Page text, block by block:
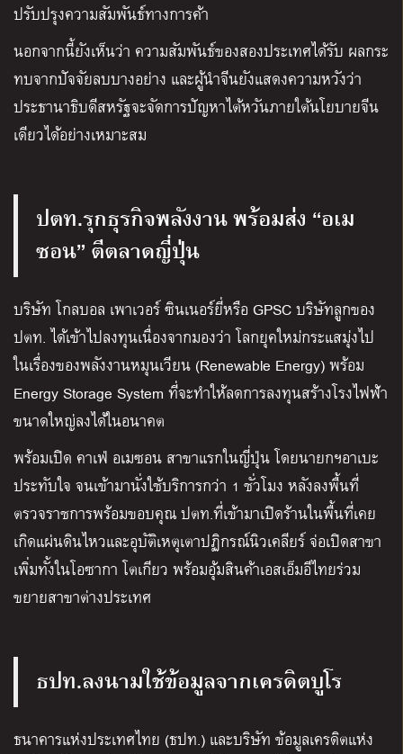
ปรับปรุงความสัมพันธ์ทางการค้า
นอกจากนี้ยังเห็นว่า ความสัมพันธ์ของสองประเทศได้รับ ผลกระ
ทบจากปัจจัยลบบางอย่าง และผู้นำจีนยังแสดงความหวังว่า
ประธานาธิบดีสหรัฐจะจัดการปัญหาไต้หวันภายใต้นโยบายจีน
เดียวได้อย่างเหมาะสม
ปตท.รุกธุรกิจพลังงาน พร้อมส่ง “อเม
ซอน” ตีตลาดญี่ปุ่น
บริษัท โกลบอล เพาเวอร์ ซินเนอร์ยี่หรือ GPSC บริษัทลูกของ
ปตท. ได้เข้าไปลงทุนเนื่องจากมองว่า โลกยุคใหม่กระแสมุ่งไป
ในเรื่องของพลังงานหมุนเวียน (Renewable Energy) พร้อม
Energy Storage System ที่จะทำให้ลดการลงทุนสร้างโรงไฟฟ้า
ขนาดใหญ่ลงได้ในอนาคต
พร้อมเปิด คาเฟ่ อเมซอน สาขาแรกในญี่ปุ่น โดยนายกฯอาเบะ
ประทับใจ จนเข้ามานั่งใช้บริการกว่า 1 ชั่วโมง หลังลงพื้นที่
ตรวจราชการพร้อมขอบคุณ ปตท.ที่เข้ามาเปิดร้านในพื้นที่เคย
เกิดแผ่นดินไหวและอุบัติเหตุเตาปฏิกรณ์นิวเคลียร์ จ่อเปิดสาขา
เพิ่มทั้งในโอซากา โตเกียว พร้อมอุ้มสินค้าเอสเอ็มอีไทยร่วม
ขยายสาขาต่างประเทศ
ธปท.ลงนามใช้ข้อมูลจากเครดิตบูโร
ธนาคารแห่งประเทศไทย (ธปท.) และบริษัท ข้อมูลเครดิตแห่ง